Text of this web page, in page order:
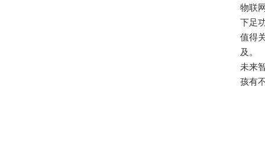
物联
下足
值得
及。
未来
孩有